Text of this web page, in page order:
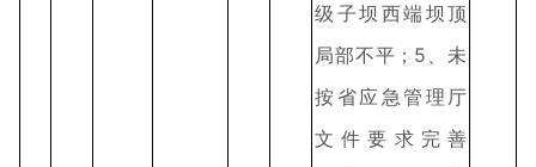
级子坝西端坝顶
局部不平；5、未
按省应急管理厅
文件要求完善